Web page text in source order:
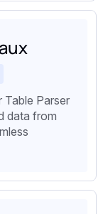
Parser
data from